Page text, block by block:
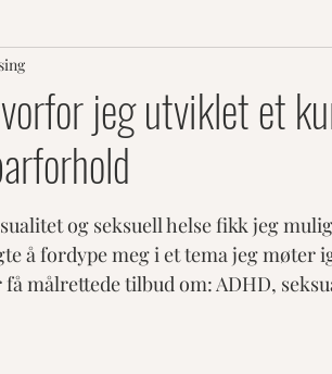
jeg utviklet et
og seksuell helse fikk jeg
å fordype meg i et tema jeg møter
målrettede tilbud om: ADHD,